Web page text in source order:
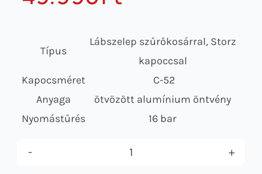
Típus
Lábszelep szűrőkosárral, Storz
kapoccsal
Kapocsméret
C-52
Anyaga
ötvözött alumínium öntvény
Nyomástűrés
16 bar